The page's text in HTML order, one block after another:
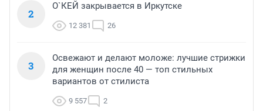
2
О`КЕЙ закрывается в Иркутске
12 381 26
3
Освежают и делают моложе: лучшие стрижки
для женщин после 40 — топ стильных
вариантов от стилиста
9 557 2